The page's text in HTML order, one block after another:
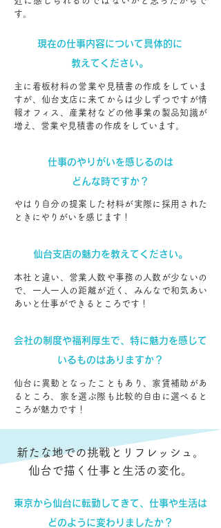
す。
現在の仕事内容について具体的に
教えてください。
主に看板材料の営業や見積書の作成をしていま
すが、仙台支店に来てからは少しずつですが情
報オフィス、産業材などの他事業の製品知識が
増え、営業や見積書の作成をしています。
仕事のやりがいを感じるのは
どんな時ですか？
やはり自分の提案した材料が実際に採用された
ときにやりがいを感じます！
仙台支店の魅力を教えてください。
本社と違い、営業人数や事務の人数が少ないの
で、一人一人の距離が近く、みんなで和気あい
あいと仕事ができるところです！
会社の制度や福利厚生で、特に魅力を感じて
いるものはありますか？
仙台に異動となったこともあり、家賃補助があ
るところ、家を選ぶ際も比較的自由に選べると
ころが魅力です！
新たな地での挑戦とリフレッシュ。
仙台で描く仕事と生活の変化。
東京から仙台に転勤してきて、仕事や生活は
どのように変わりましたか？